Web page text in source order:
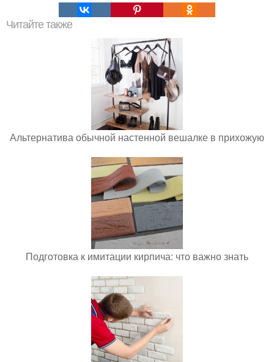
Читайте также
Альтернатива обычной настенной вешалке в прихожую
Подготовка к имитации кирпича: что важно знать